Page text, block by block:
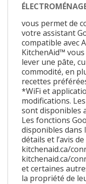
vous permet de
votre assistant
compatible avec
KitchenAid™
lever une pâte,
commodité, en
recettes
*WiFi et
modifications.
sont disponibles
Les fonctions
disponibles dans
détails et l’avis
kitchenaid.ca/
kitchenaid.ca/
et certaines
la propriété de